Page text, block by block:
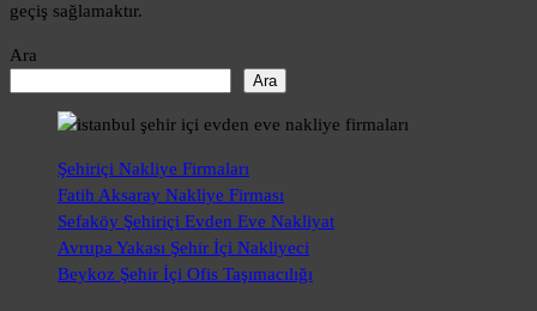
geçiş sağlamaktır.
Ara
Ara
Şehiriçi Nakliye Firmaları
Fatih Aksaray Nakliye Firması
Sefaköy Şehiriçi Evden Eve Nakliyat
Avrupa Yakası Şehir İçi Nakliyeci
Beykoz Şehir İçi Ofis Taşımacılığı